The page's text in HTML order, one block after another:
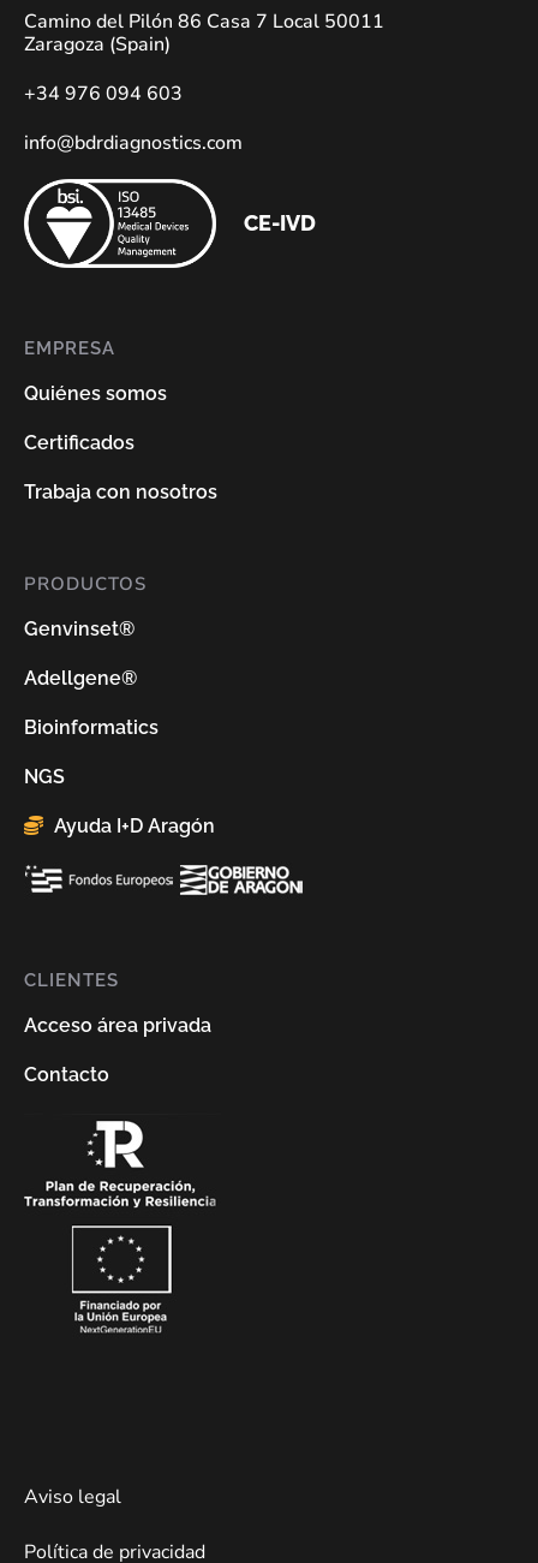
Camino del Pilón 86 Casa 7 Local 50011
Zaragoza (Spain)
+34 976 094 603
info@bdrdiagnostics.com
CE-IVD
EMPRESA
Quiénes somos
Certificados
Trabaja con nosotros
PRODUCTOS
Genvinset®
Adellgene®
Bioinformatics
NGS
Ayuda I+D Aragón
CLIENTES
Acceso área privada
Contacto
Aviso legal
Política de privacidad